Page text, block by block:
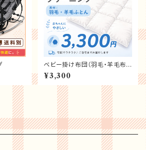
ベビー掛け布団（羽毛・羊毛布
団）クリーニング
¥3,300